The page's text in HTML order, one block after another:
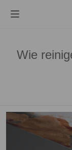
Wie